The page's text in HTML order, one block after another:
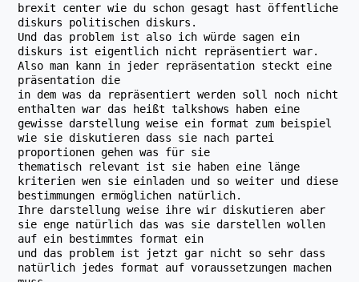
brexit center wie du schon gesagt hast öffentliche
diskurs politischen diskurs.
Und das problem ist also ich würde sagen ein
diskurs ist eigentlich nicht repräsentiert war.
Also man kann in jeder repräsentation steckt eine
präsentation die
in dem was da repräsentiert werden soll noch nicht
enthalten war das heißt talkshows haben eine
gewisse darstellung weise ein format zum beispiel
wie sie diskutieren dass sie nach partei
proportionen gehen was für sie
thematisch relevant ist sie haben eine länge
kriterien wen sie einladen und so weiter und diese
bestimmungen ermöglichen natürlich.
Ihre darstellung weise ihre wir diskutieren aber
sie enge natürlich das was sie darstellen wollen
auf ein bestimmtes format ein
und das problem ist jetzt gar nicht so sehr dass
natürlich jedes format auf voraussetzungen machen